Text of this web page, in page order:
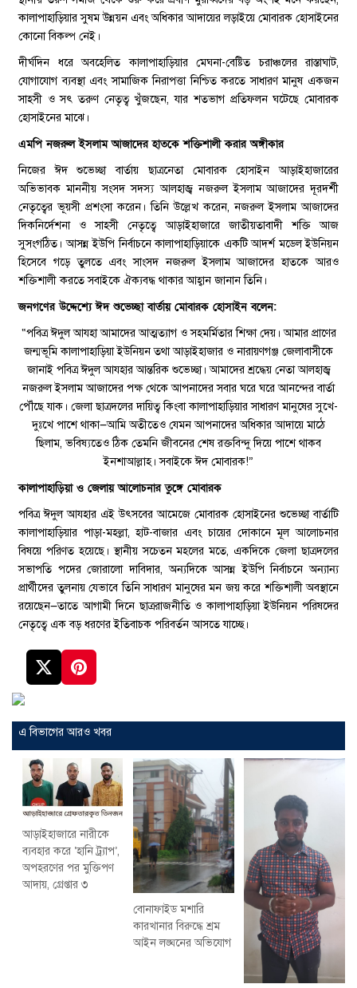
কালাপাহাড়িয়ার সুষম উন্নয়ন এবং অধিকার আদায়ের লড়াইয়ে মোবারক হোসাইনের
কোনো বিকল্প নেই।
​দীর্ঘদিন ধরে অবহেলিত কালাপাহাড়িয়ার মেঘনা-বেষ্টিত চরাঞ্চলের রাস্তাঘাট,
যোগাযোগ ব্যবস্থা এবং সামাজিক নিরাপত্তা নিশ্চিত করতে সাধারণ মানুষ একজন
সাহসী ও সৎ তরুণ নেতৃত্ব খুঁজছেন, যার শতভাগ প্রতিফলন ঘটেছে মোবারক
হোসাইনের মাঝে।
এমপি নজরুল ইসলাম আজাদের হাতকে শক্তিশালী করার অঙ্গীকার
​নিজের ঈদ শুভেচ্ছা বার্তায় ছাত্রনেতা মোবারক হোসাইন আড়াইহাজারের
অভিভাবক মাননীয় সংসদ সদস্য আলহাজ্ব নজরুল ইসলাম আজাদের দূরদর্শী
নেতৃত্বের ভূয়সী প্রশংসা করেন। তিনি উল্লেখ করেন, নজরুল ইসলাম আজাদের
দিকনির্দেশনা ও সাহসী নেতৃত্বে আড়াইহাজারে জাতীয়তাবাদী শক্তি আজ
সুসংগঠিত। আসন্ন ইউপি নির্বাচনে কালাপাহাড়িয়াকে একটি আদর্শ মডেল ইউনিয়ন
হিসেবে গড়ে তুলতে এবং সাংসদ নজরুল ইসলাম আজাদের হাতকে আরও
শক্তিশালী করতে সবাইকে ঐক্যবদ্ধ থাকার আহ্বান জানান তিনি।
​জনগণের উদ্দেশ্যে ঈদ শুভেচ্ছা বার্তায় মোবারক হোসাইন বলেন:
“পবিত্র ঈদুল আযহা আমাদের আত্মত্যাগ ও সহমর্মিতার শিক্ষা দেয়। আমার প্রাণের
জন্মভূমি কালাপাহাড়িয়া ইউনিয়ন তথা আড়াইহাজার ও নারায়ণগঞ্জ জেলাবাসীকে
জানাই পবিত্র ঈদুল আযহার আন্তরিক শুভেচ্ছা। আমাদের শ্রদ্ধেয় নেতা আলহাজ্ব
নজরুল ইসলাম আজাদের পক্ষ থেকে আপনাদের সবার ঘরে ঘরে আনন্দের বার্তা
পৌঁছে যাক। জেলা ছাত্রদলের দায়িত্ব কিংবা কালাপাহাড়িয়ার সাধারণ মানুষের সুখে-
দুঃখে পাশে থাকা—আমি অতীতেও যেমন আপনাদের অধিকার আদায়ে মাঠে
ছিলাম, ভবিষ্যতেও ঠিক তেমনি জীবনের শেষ রক্তবিন্দু দিয়ে পাশে থাকব
ইনশাআল্লাহ। সবাইকে ঈদ মোবারক!”
কালাপাহাড়িয়া ও জেলায় আলোচনার তুঙ্গে মোবারক
​পবিত্র ঈদুল আযহার এই উৎসবের আমেজে মোবারক হোসাইনের শুভেচ্ছা বার্তাটি
কালাপাহাড়িয়ার পাড়া-মহল্লা, হাট-বাজার এবং চায়ের দোকানে মূল আলোচনার
বিষয়ে পরিণত হয়েছে। স্থানীয় সচেতন মহলের মতে, একদিকে জেলা ছাত্রদলের
সভাপতি পদের জোরালো দাবিদার,অন্যদিকে আসন্ন ইউপি নির্বাচনে অন্যান্য
প্রার্থীদের তুলনায় যেভাবে তিনি সাধারণ মানুষের মন জয় করে শক্তিশালী অবস্থানে
রয়েছেন—তাতে আগামী দিনে ছাত্ররাজনীতি ও কালাপাহাড়িয়া ইউনিয়ন পরিষদের
নেতৃত্বে এক বড় ধরণের ইতিবাচক পরিবর্তন আসতে যাচ্ছে।
এ বিভাগের আরও খবর
আড়াইহাজারে নারীকে
ব্যবহার করে ‘হানি ট্র্যাপ’,
অপহরণের পর মুক্তিপণ
আদায়, গ্রেপ্তার ৩
বোনাফাইড মশারি
কারখানার বিরুদ্ধে শ্রম
আইন লঙ্ঘনের অভিযোগ